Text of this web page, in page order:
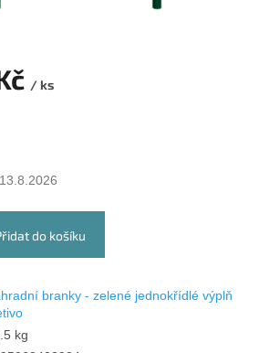
/ ks
13.8.2026
do košíku
branky - zelené jednokřídlé výplň
kg